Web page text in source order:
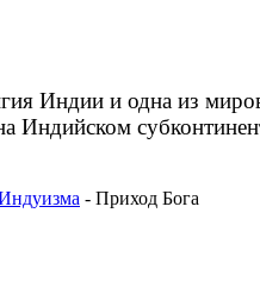
Индии и одна из
Индийском
- Приход Бога